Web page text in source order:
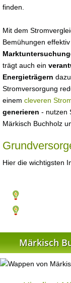
finden.
Mit dem
Bemühungen
trägt auch ein
Energieträgern
Stromversorgung
einem cleveren
generieren - nutzen
Märkisch Buchholz
Hier die wichtigsten
Märkisch